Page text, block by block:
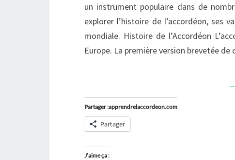
un instrument populaire dans de
explorer l’histoire de l’accordéon, ses
mondiale. Histoire de l’Accordéon
Europe. La première version brevetée
Partager :apprendrelaccordeon.com
Partager
J’aime ça :